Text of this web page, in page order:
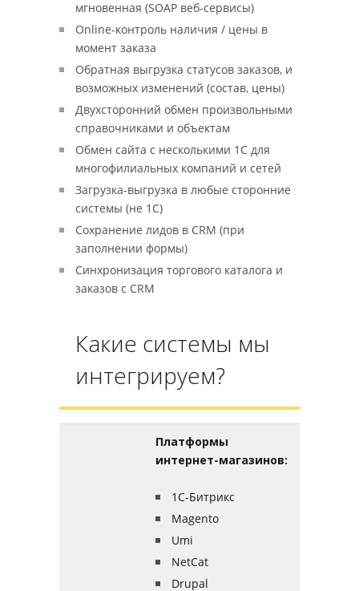
мгновенная (SOAP веб-сервисы)
Online-контроль наличия / цены в
момент заказа
Обратная выгрузка статусов заказов, и
возможных изменений (состав, цены)
Двухсторонний обмен произвольными
справочниками и объектам
Обмен сайта с несколькими 1С для
многофилиальных компаний и сетей
Загрузка-выгрузка в любые сторонние
системы (не 1С)
Сохранение лидов в CRM (при
заполнении формы)
Синхронизация торгового каталога и
заказов с СRM
Какие системы мы
интегрируем?
Платформы
интернет-магазинов:
1С-Битрикс
Magento
Umi
NetCat
Drupal